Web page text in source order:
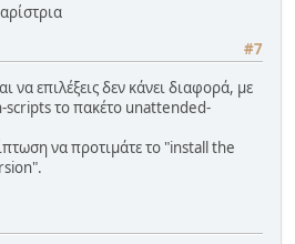
#7
να επιλέξεις δεν κάνει διαφορά, με
scripts το πακέτο unattended-
να προτιμάτε το "install the